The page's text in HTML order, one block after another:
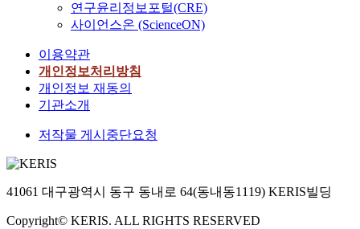
연구윤리정보포털(CRE)
사이언스온 (ScienceON)
이용약관
개인정보처리방침
개인정보 재동의
기관소개
저작물 게시중단요청
41061 대구광역시 동구 동내로 64(동내동1119) KERIS빌딩
Copyright© KERIS. ALL RIGHTS RESERVED